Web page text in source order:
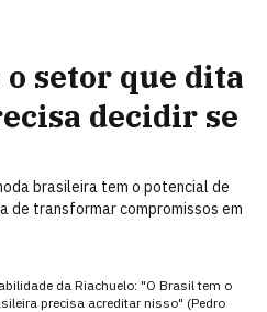
setor que dita
decidir se
brasileira tem o potencial de
de transformar compromissos em
da Riachuelo: "O Brasil tem o
precisa acreditar nisso" (Pedro